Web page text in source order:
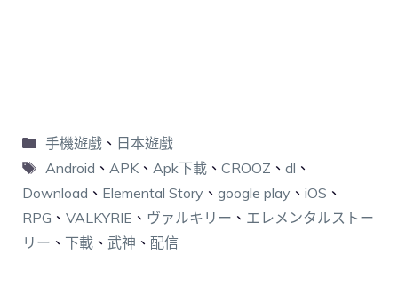
手機遊戲、 日本遊戲
Android 、 APK、 Apk下載、 CROOZ 、 dl 、
Download 、 Elemental Story 、 google play 、 iOS 、
RPG 、 VALKYRIE 、 ヴァルキリー 、 エレメンタルストー
リー 、 下載 、 武神 、 配信